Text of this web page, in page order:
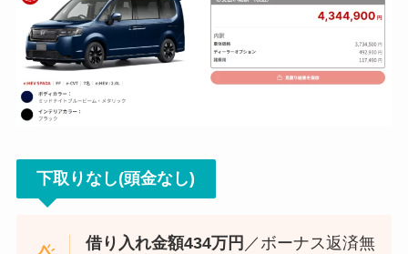
下取りなし(頭金なし)
借り入れ金額434万円 ／ボーナス返済無